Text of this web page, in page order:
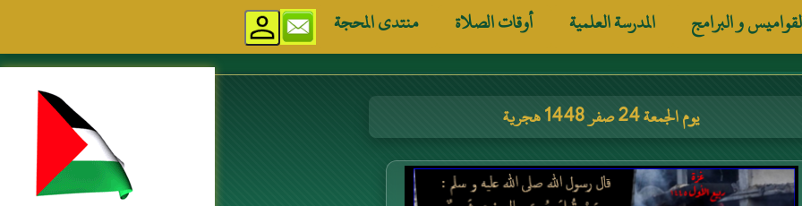
و البرامج المدرسة العلمية أوقات الصلاة منتدى المحجة
يوم الجمعة 24 صفر 1448 هجرية مواقع إسلامية